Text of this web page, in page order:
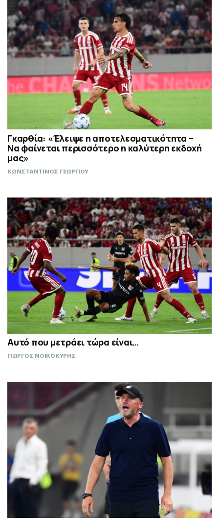
Γκαρθία: «Έλειψε η αποτελεσματικότητα –
Να φαίνεται περισσότερο η καλύτερη εκδοχή
μας»
ΚΩΝΣΤΑΝΤΙΝΟΣ ΓΕΩΡΓΙΟΥ
Αυτό που μετράει τώρα είναι…
ΓΙΩΡΓΟΣ ΝΟΙΚΟΚΥΡΗΣ